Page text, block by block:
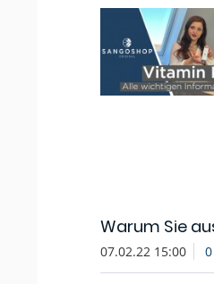
Warum Sie
07.02.22 15:00